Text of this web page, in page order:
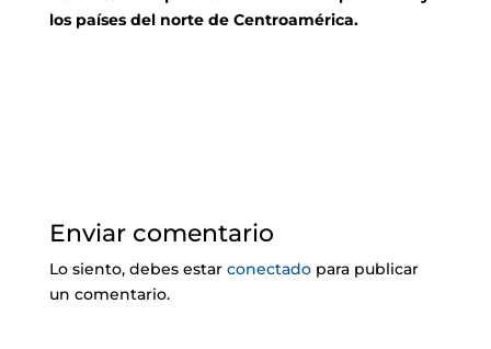
los países del norte de Centroamérica.
Enviar comentario
Lo siento, debes estar conectadopara publicar
un comentario.